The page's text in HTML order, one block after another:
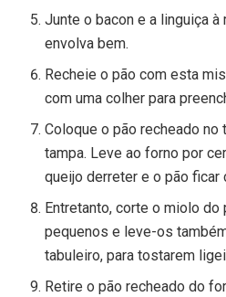
Junte o bacon e a linguiça
envolva bem.
Recheie o pão com esta
com uma colher para
Coloque o pão recheado
tampa. Leve ao forno por
queijo derreter e o pão ficar
Entretanto, corte o miolo do
pequenos e leve-os
tabuleiro, para tostarem
Retire o pão recheado do